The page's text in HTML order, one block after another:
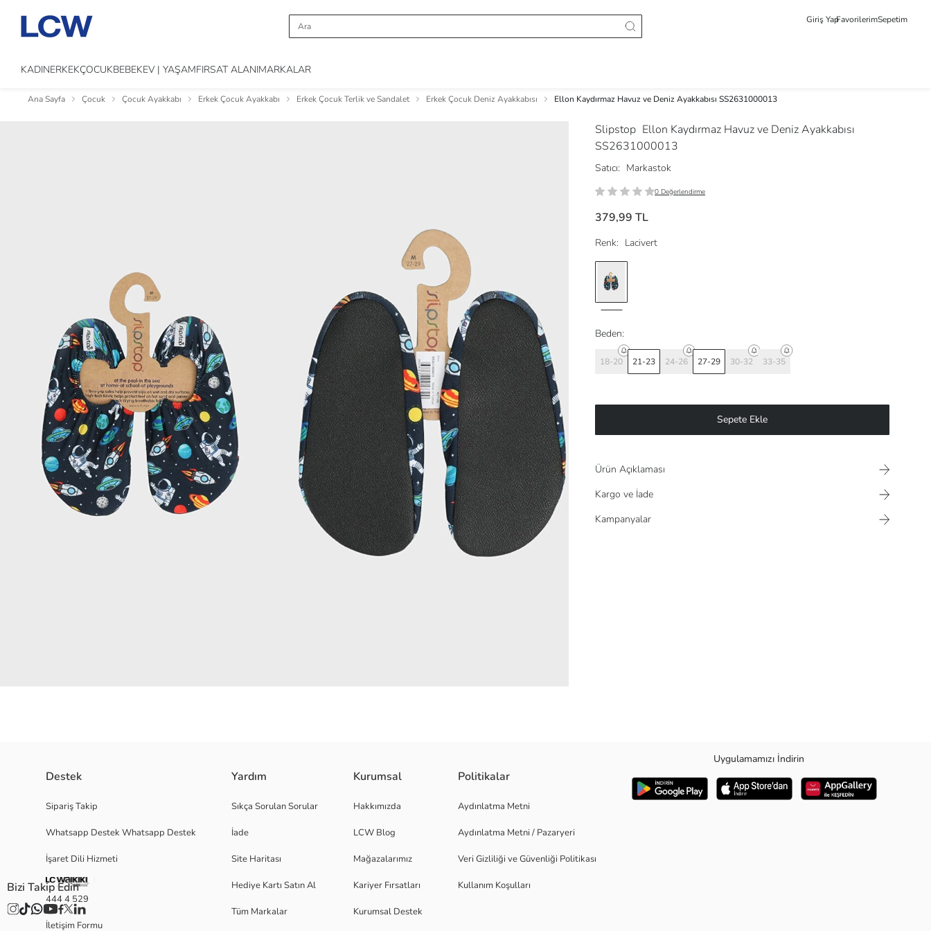
Giriş YapFavorilerimSepetim
KADINERKEKÇOCUKBEBEKEV | YAŞAMFIRSAT ALANIMARKALAR
Ana Sayfa Çocuk Çocuk Ayakkabı Erkek Çocuk Ayakkabı Erkek Çocuk Terlik ve Sandalet Erkek Çocuk Deniz Ayakkabısı Ellon Kaydırmaz Havuz ve Deniz Ayakkabısı SS2631000013
Slipstop Ellon Kaydırmaz Havuz ve Deniz Ayakkabısı
SS2631000013
Satıcı: Markastok
0 Değerlendirme
379,99 TL
Renk: Lacivert
Beden:
18-20 21-23 24-26 27-29 30-32 33-35
Sepete Ekle
Ürün Açıklaması
Kargo ve İade
Kampanyalar
Model: Deniz Ayakkabısı Ortam: Deniz/Havuz/Plaj Materyal: Tekstil Taban Materyali: Kaydırmaz Taban Yaş Grubu: Yetişkin Menşei: Türkiye Detaylar: - Islak ve kuru zeminde yer tutuş sağlayan özel taban - Kumda ısı
geçişini engelleyen koruma - Nefes alan ve çabuk kuruyan kumaş - Hafif, esnek ve çok rahat - Giyme ve çıkarma kolaylığı
Cinsiyet:
Stil:
Menşei:
Destek
Sipariş Takip
Whatsapp Destek Whatsapp Destek
İşaret Dili Hizmeti
444 4 529
İletişim Formu
Yardım
Sıkça Sorulan Sorular
İade
Site Haritası
Hediye Kartı Satın Al
Tüm Markalar
Kurumsal
Hakkımızda
LCW Blog
Mağazalarımız
Kariyer Fırsatları
Kurumsal Destek
Politikalar
Aydınlatma Metni
Aydınlatma Metni / Pazaryeri
Veri Gizliliği ve Güvenliği Politikası
Kullanım Koşulları
Uygulamamızı İndirin
Bizi Takip Edin